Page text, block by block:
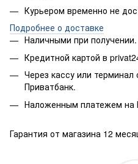
Курьером временно не
Подробнее о доставке
Наличными при получении.
Кредитной картой в
Через кассу или
Приватбанк.
Наложенным платежем на
Гарантия от магазина 12